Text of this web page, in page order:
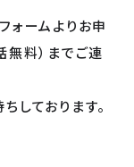
ォームよりお申
料）までご連
しております。